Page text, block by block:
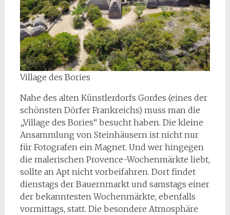
Village des Bories
Nahe des alten Künstlerdorfs Gordes (eines der
schönsten Dörfer Frankreichs) muss man die
„Village des Bories“ besucht haben. Die kleine
Ansammlung von Steinhäusern ist nicht nur
für Fotografen ein Magnet. Und wer hingegen
die malerischen Provence-Wochenmärkte liebt,
sollte an Apt nicht vorbeifahren. Dort findet
dienstags der Bauernmarkt und samstags einer
der bekanntesten Wochenmärkte, ebenfalls
vormittags, statt. Die besondere Atmosphäre